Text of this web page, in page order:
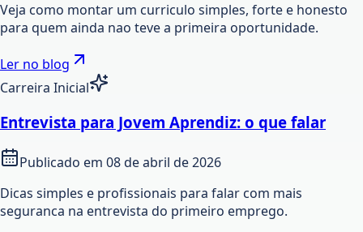
Veja como montar um curriculo simples, forte e honesto
para quem ainda nao teve a primeira oportunidade.
Ler no blog
Carreira Inicial
Entrevista para Jovem Aprendiz: o que falar
Publicado em 08 de abril de 2026
Dicas simples e profissionais para falar com mais
seguranca na entrevista do primeiro emprego.